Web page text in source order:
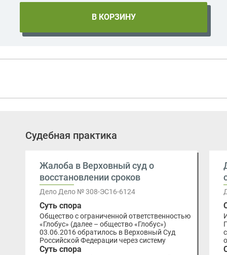
Судебная практика
Жалоба в Верховный суд о
восстановлении сроков
Дело Дело № 308-ЭС16-6124
Суть спора
Общество с ограниченной ответственностью
«Глобус» (далее – общество «Глобус»)
03.06.2016 обратилось в Верховный Суд
Российской Федерации через систему
Суть спора